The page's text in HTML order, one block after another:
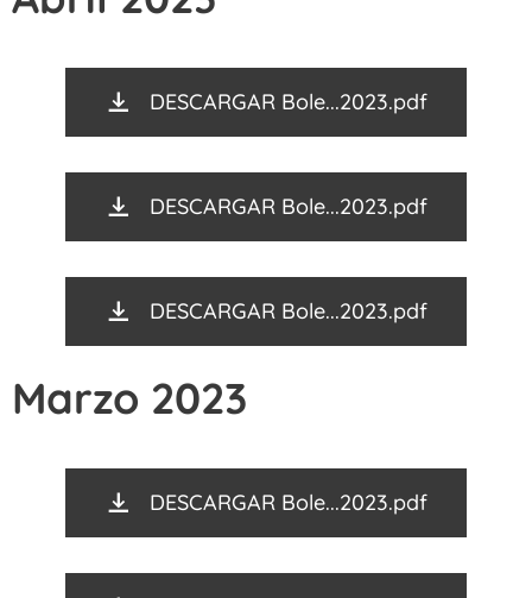
DESCARGAR Bole...2023.pdf
DESCARGAR Bole...2023.pdf
DESCARGAR Bole...2023.pdf
Marzo 2023
DESCARGAR Bole...2023.pdf